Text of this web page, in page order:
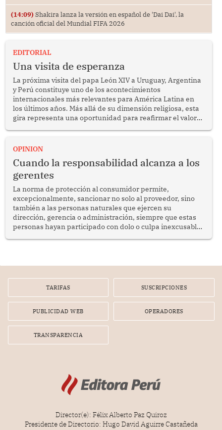
(14:09) Shakira lanza la versión en español de 'Dai Dai', la
canción oficial del Mundial FIFA 2026
EDITORIAL
Una visita de esperanza
La próxima visita del papa León XIV a Uruguay, Argentina
y Perú constituye uno de los acontecimientos
internacionales más relevantes para América Latina en
los últimos años. Más allá de su dimensión religiosa, esta
gira representa una oportunidad para reafirmar el valor
enfrenta desafíos en materia de desarrollo, cohesión
OPINION
Cuando la responsabilidad alcanza a los
gerentes
La norma de protección al consumidor permite,
excepcionalmente, sancionar no solo al proveedor, sino
también a las personas naturales que ejercen su
dirección, gerencia o administración, siempre que estas
personas hayan participado con dolo o culpa inexcusable
por la frustrada realización de un meet and greet con
TARIFAS SUSCRIPCIONES
PUBLICIDAD WEB OPERADORES
TRANSPARENCIA
Director(e): Félix Alberto Paz Quiroz
Presidente de Directorio: Hugo David Aguirre Castañeda